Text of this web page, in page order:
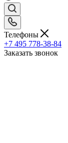
Телефоны
+7 495 778-38-84
Заказать звонок